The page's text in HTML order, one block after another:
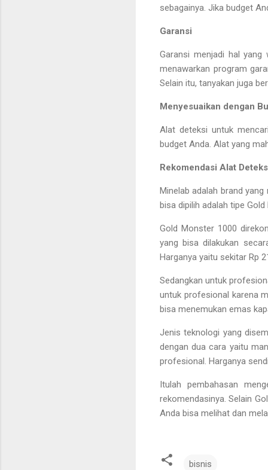
sebagainya. Jika budget
Garansi
Garansi menjadi hal yang
menawarkan program
Selain itu, tanyakan juga
Menyesuaikan dengan
Alat deteksi untuk
budget Anda. Alat yang
Rekomendasi Alat
Minelab adalah brand
bisa dipilih adalah tipe
Gold Monster 1000
yang bisa dilakukan
Harganya yaitu sekitar Rp
Sedangkan untuk
untuk profesional karena
bisa menemukan emas
Jenis teknologi yang
dengan dua cara yaitu
profesional. Harganya
Itulah pembahasan
rekomendasinya. Selain
Anda bisa melihat dan
bisnis